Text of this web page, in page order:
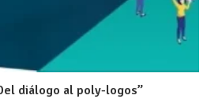
diálogo al poly-logos”